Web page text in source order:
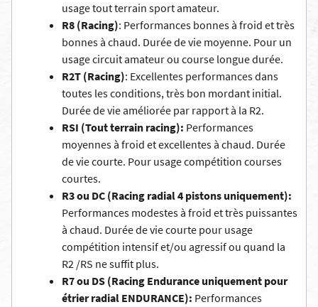
usage tout terrain sport amateur.
R8 (Racing): Performances bonnes à froid et très
bonnes à chaud. Durée de vie moyenne. Pour un
usage circuit amateur ou course longue durée.
R2T (Racing): Excellentes performances dans
toutes les conditions, très bon mordant initial.
Durée de vie améliorée par rapport à la R2.
RSI (Tout terrain racing): Performances
moyennes à froid et excellentes à chaud. Durée
de vie courte. Pour usage compétition courses
courtes.
R3 ou DC (Racing radial 4 pistons uniquement):
Performances modestes à froid et très puissantes
à chaud. Durée de vie courte pour usage
compétition intensif et/ou agressif ou quand la
R2 /RS ne suffit plus.
R7 ou DS (Racing Endurance uniquement pour
étrier radial ENDURANCE): Performances